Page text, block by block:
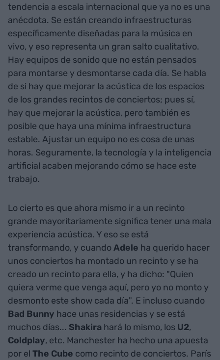
tendencia a escala internacional que ya no es una
anécdota. Se están creando infraestructuras
específicamente diseñadas para la música en
vivo, y eso representa un gran salto cualitativo.
Hay equipos de sonido que no están pensados
para montarse y desmontarse cada día. Se habla
de si hay que mejorar la acústica de los espacios
de los grandes recintos de conciertos; pues sí,
hay que mejorar la acústica, pero también es
posible que haya una mínima infraestructura
estable. Ajustar un equipo no es cosa de unas
horas. Seguramente, la tecnología y la inteligencia
artificial acaben mejorando cómo se hace este
trabajo.
Lo cierto es que ahora mismo ir a un recinto
grande mayoritariamente significa tener una mala
experiencia acústica. Y eso se está
transformando, y cuandoAdele ha querido hacer
unos conciertos ha montado un recinto y se ha
creado un recinto para ella, y ha dicho: "Quien
quiera verme que venga aquí, pero yo no monto y
desmonto este show cada día". E incluso cuando
Bad Bunny hace unas residencias y se está
muchos días... Shakira hará lo mismo, los U2,
Coldplay, etc. Manchester ha hecho una apuesta
por el The Cube como recinto de conciertos. París